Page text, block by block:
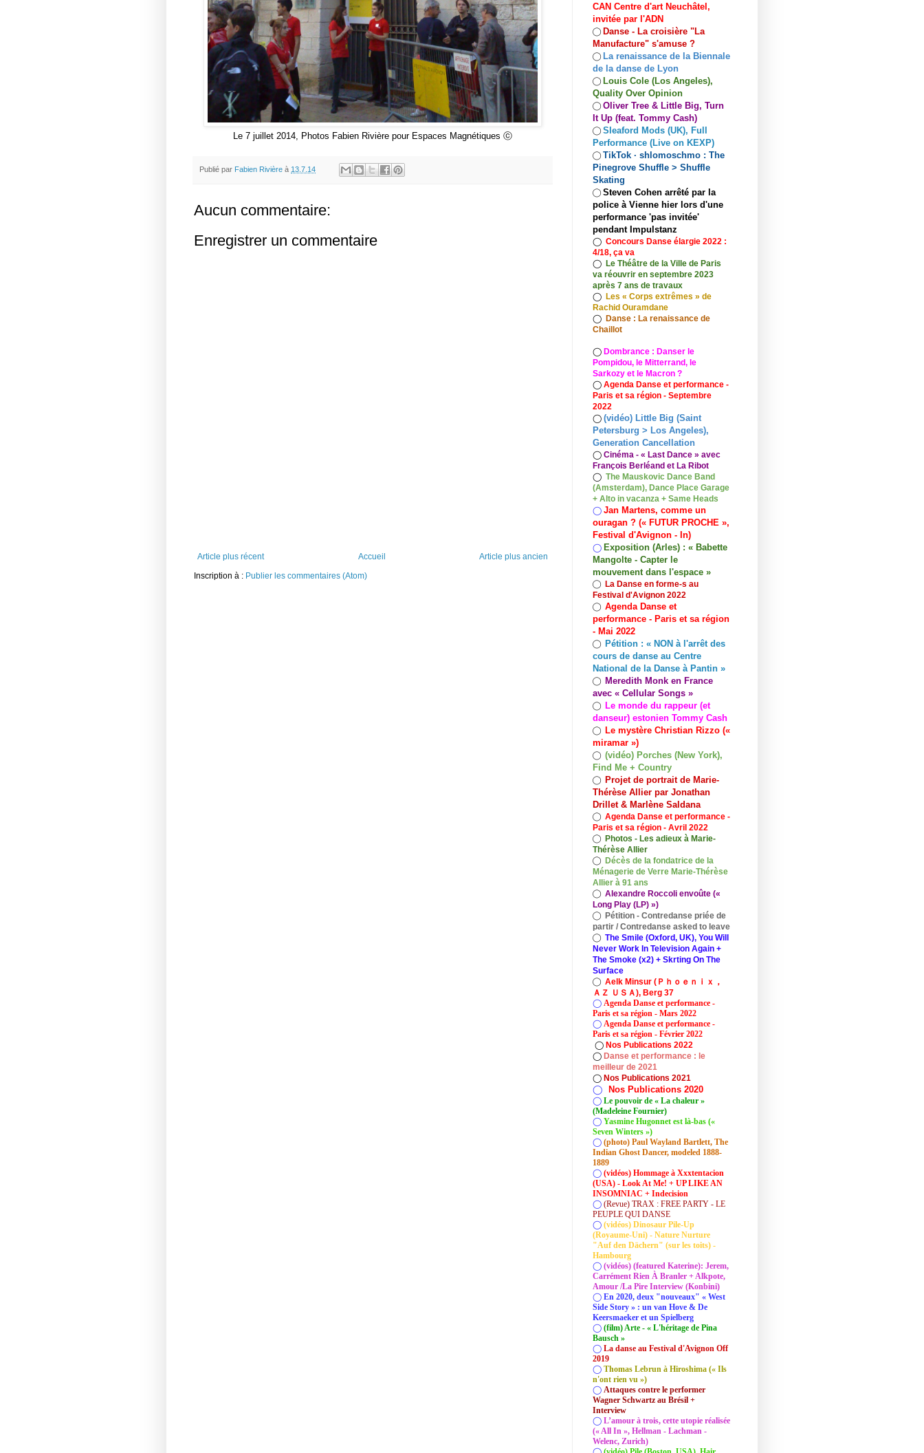
Le 7 juillet 2014, Photos Fabien Rivière pour Espaces Magnétiques ⓒ
Publié par Fabien Rivière à 13.7.14
Aucun commentaire:
Enregistrer un commentaire
Article plus récent Article plus ancien
Accueil
Inscription à : Publier les commentaires (Atom)
CAN Centre d'art Neuchâtel,
invitée par l'ADN
◯ Danse - La croisière "La
Manufacture" s'amuse ?
◯ La renaissance de la Biennale
de la danse de Lyon
◯ Louis Cole (Los Angeles),
Quality Over Opinion
◯ Oliver Tree & Little Big, Turn
It Up (feat. Tommy Cash)
◯ Sleaford Mods (UK), Full
Performance (Live on KEXP)
◯ TikTok · shlomoschmo : The
Pinegrove Shuffle > Shuffle
Skating
◯ Steven Cohen arrêté par la
police à Vienne hier lors d'une
performance 'pas invitée'
pendant Impulstanz
◯ Concours Danse élargie 2022 :
4/18, ça va
◯ Le Théâtre de la Ville de Paris
va réouvrir en septembre 2023
après 7 ans de travaux
◯ Les « Corps extrêmes » de
Rachid Ouramdane
◯ Danse : La renaissance de
Chaillot
◯ Dombrance : Danser le
Pompidou, le Mitterrand, le
Sarkozy et le Macron ?
◯ Agenda Danse et performance -
Paris et sa région - Septembre
2022
◯ (vidéo) Little Big (Saint
Petersburg > Los Angeles),
Generation Cancellation
◯ Cinéma - « Last Dance » avec
François Berléand et La Ribot
◯ The Mauskovic Dance Band
(Amsterdam), Dance Place Garage
+ Alto in vacanza + Same Heads
◯ Jan Martens, comme un
ouragan ? (« FUTUR PROCHE »,
Festival d'Avignon - In)
◯ Exposition (Arles) : « Babette
Mangolte - Capter le
mouvement dans l'espace »
◯ La Danse en forme-s au
Festival d'Avignon 2022
◯ Agenda Danse et
performance - Paris et sa région
- Mai 2022
◯ Pétition : « NON à l'arrêt des
cours de danse au Centre
National de la Danse à Pantin »
◯ Meredith Monk en France
avec « Cellular Songs »
◯ Le monde du rappeur (et
danseur) estonien Tommy Cash
◯ Le mystère Christian Rizzo («
miramar »)
◯ (vidéo) Porches (New York),
Find Me + Country
◯ Projet de portrait de Marie-
Thérèse Allier par Jonathan
Drillet & Marlène Saldana
◯ Agenda Danse et performance -
Paris et sa région - Avril 2022
◯ Photos - Les adieux à Marie-
Thérèse Allier
◯ Décès de la fondatrice de la
Ménagerie de Verre Marie-Thérèse
Allier à 91 ans
◯ Alexandre Roccoli envoûte («
Long Play (LP) »)
◯ Pétition - Contredanse priée de
partir / Contredanse asked to leave
◯ The Smile (Oxford, UK), You Will
Never Work In Television Again +
The Smoke (x2) + Skrting On The
Surface
◯ Aelk Minsur (Ｐｈｏｅｎｉｘ，
ＡＺ ＵＳＡ), Berg 37
◯ Agenda Danse et performance -
Paris et sa région - Mars 2022
◯ Agenda Danse et performance -
Paris et sa région - Février 2022
◯ Nos Publications 2022
◯ Danse et performance : le
meilleur de 2021
◯ Nos Publications 2021
◯ Nos Publications 2020
◯ Le pouvoir de « La chaleur »
(Madeleine Fournier)
◯ Yasmine Hugonnet est là-bas («
Seven Winters »)
◯ (photo) Paul Wayland Bartlett, The
Indian Ghost Dancer, modeled 1888-
1889
◯ (vidéos) Hommage à Xxxtentacion
(USA) - Look At Me! + UP LIKE AN
INSOMNIAC + Indecision
◯ (Revue) TRAX : FREE PARTY - LE
PEUPLE QUI DANSE
◯ (vidéos) Dinosaur Pile-Up
(Royaume-Uni) - Nature Nurture
"Auf den Dächern" (sur les toits) -
Hambourg
◯ (vidéos) (featured Katerine): Jerem,
Carrément Rien À Branler + Alkpote,
Amour /La Pire Interview (Konbini)
◯ En 2020, deux "nouveaux" « West
Side Story » : un van Hove & De
Keersmaeker et un Spielberg
◯ (film) Arte - « L'héritage de Pina
Bausch »
◯ La danse au Festival d'Avignon Off
2019
◯ Thomas Lebrun à Hiroshima (« Ils
n'ont rien vu »)
◯ Attaques contre le performer
Wagner Schwartz au Brésil +
Interview
◯ L’amour à trois, cette utopie réalisée
(« All In », Hellman - Lachman -
Welenc, Zurich)